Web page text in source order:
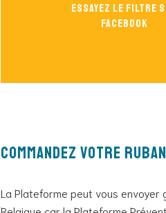
Essayez le filtre
Facebook
Commandez votre
La Plateforme peut vous envoyer